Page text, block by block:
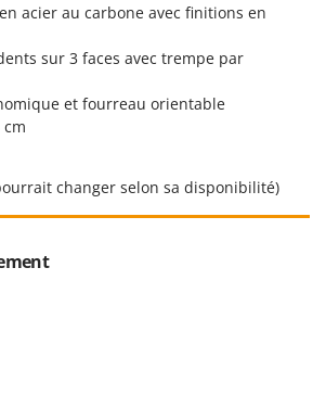
acier au carbone avec finitions en
sur 3 faces avec trempe par
et fourreau orientable
cm
changer selon sa disponibilité)